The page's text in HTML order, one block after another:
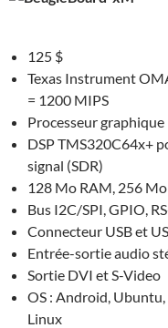
125 $
Texas Instrument
= 1200 MIPS
Processeur
DSP TMS320C64x+
signal (SDR)
128 Mo RAM, 256
Bus I2C/SPI, GPIO,
Connecteur USB et
Entrée-sortie audio
Sortie DVI et S-Video
OS : Android,
Linux